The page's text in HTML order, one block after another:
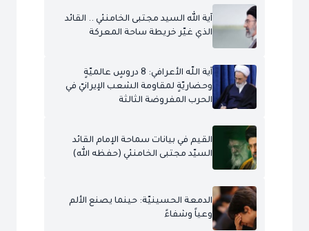
آية الله السيد مجتبى الخامنئي .. القائد
الذي غيّر خريطة ساحة المعركة
آية اللّه الأعرافي: 8 دروسٍ عالميّةٍ
وحضاريّةٍ لمقاومة الشعب الإيرانيّ في
الحرب المفروضة الثالثة
القيم في بيانات سماحة الإمام القائد
السيّد مجتبى الخامنئي (حفظه الله)
الدمعة الحسينيّة: حينما يصنع الألم
وعياً وشفاءً